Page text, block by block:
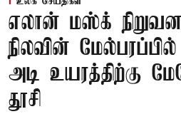
எலான் மஸ்க்
நிலவின்
அடி உயரத்திற்கு
தூசி